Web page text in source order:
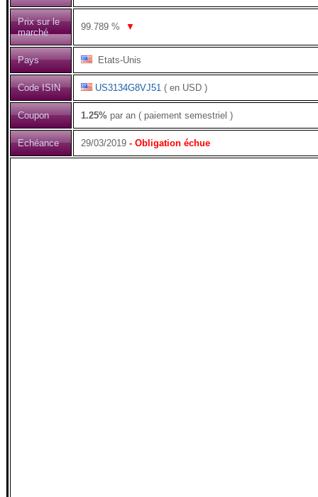
Prix sur le
marché
99.789 % ▼
Pays Etats-Unis
Code ISIN US3134G8VJ51 ( en USD )
Coupon 1.25% par an ( paiement semestriel )
Echéance 29/03/2019 - Obligation échue